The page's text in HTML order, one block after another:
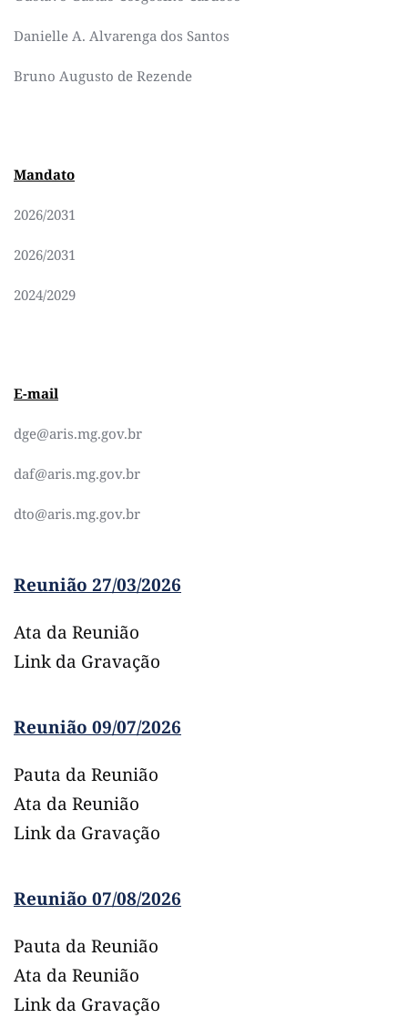
Danielle A. Alvarenga dos Santos
Bruno Augusto de Rezende
Mandato
2026/2031
2026/2031
2024/2029
E-mail
dge@aris.mg.gov.br
daf@aris.mg.gov.br
dto@aris.mg.gov.br
Reunião 27/03/2026
Ata da Reunião
Link da Gravação
Reunião 09/07/2026
Pauta da Reunião
Ata da Reunião
Link da Gravação
Reunião 07/08/2026
Pauta da Reunião
Ata da Reunião
Link da Gravação